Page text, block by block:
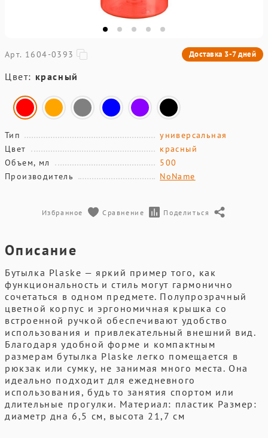
Арт. 1604-0393 Доставка 3-7 дней
Цвет: красный
Тип
универсальная
Цвет
красный
Объем, мл
500
Производитель
NoName
Избранное Сравнение Поделиться
Описание
Бутылка Plaske — яркий пример того, как
функциональность и стиль могут гармонично
сочетаться в одном предмете. Полупрозрачный
цветной корпус и эргономичная крышка со
встроенной ручкой обеспечивают удобство
использования и привлекательный внешний вид.
Благодаря удобной форме и компактным
размерам бутылка Plaske легко помещается в
рюкзак или сумку, не занимая много места. Она
идеально подходит для ежедневного
использования, будь то занятия спортом или
длительные прогулки. Материал: пластик Размер:
диаметр дна 6,5 см, высота 21,7 см